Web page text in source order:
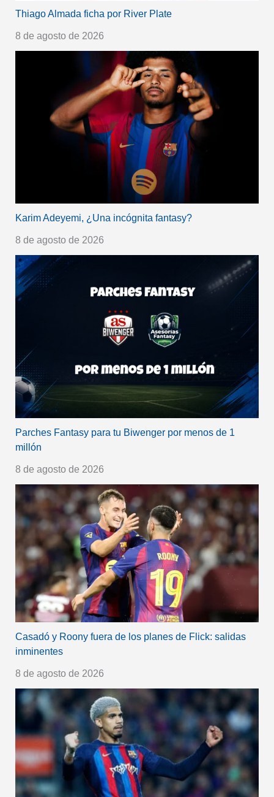
Thiago Almada ficha por River Plate
8 de agosto de 2026
Karim Adeyemi, ¿Una incógnita fantasy?
8 de agosto de 2026
Parches Fantasy para tu Biwenger por menos de 1
millón
8 de agosto de 2026
Casadó y Roony fuera de los planes de Flick: salidas
inminentes
8 de agosto de 2026